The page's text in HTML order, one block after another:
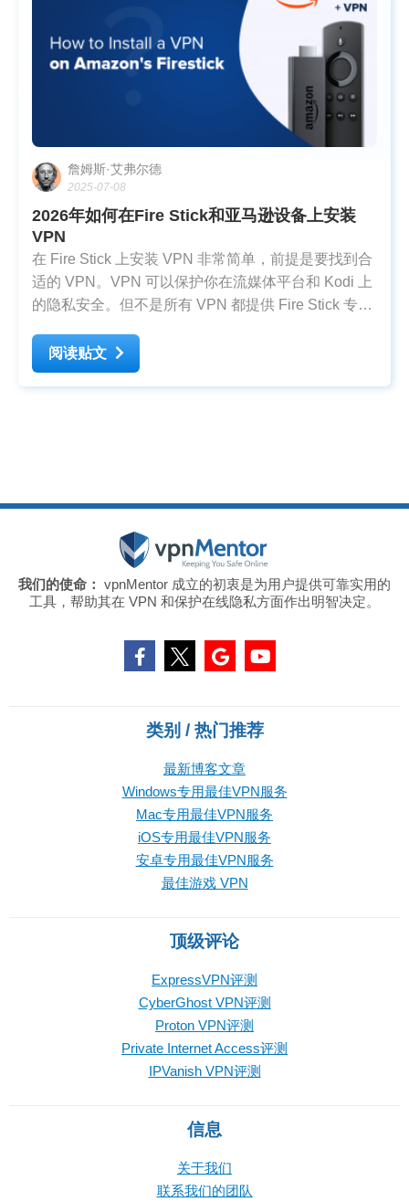
詹姆斯·艾弗尔德
2025-07-08
2026年如何在Fire Stick和亚马逊设备上安装
VPN
在 Fire Stick 上安装 VPN 非常简单，前提是要找到合
适的 VPN。VPN 可以保护你在流媒体平台和 Kodi 上
的隐私安全。但不是所有 VPN 都提供 Fire Stick 专用
频。 我和我的团队用 Fire Stick、Fire TV 和 Fire
Cube 测试了 60 多款
阅读贴文
我们的使命： vpnMentor 成立的初衷是为用户提供可靠实用的
工具，帮助其在 VPN 和保护在线隐私方面作出明智决定。
类别 / 热门推荐
最新博客文章
Windows专用最佳VPN服务
Mac专用最佳VPN服务
iOS专用最佳VPN服务
安卓专用最佳VPN服务
最佳游戏 VPN
顶级评论
ExpressVPN评测
CyberGhost VPN评测
Proton VPN评测
Private Internet Access评测
IPVanish VPN评测
信息
关于我们
联系我们的团队